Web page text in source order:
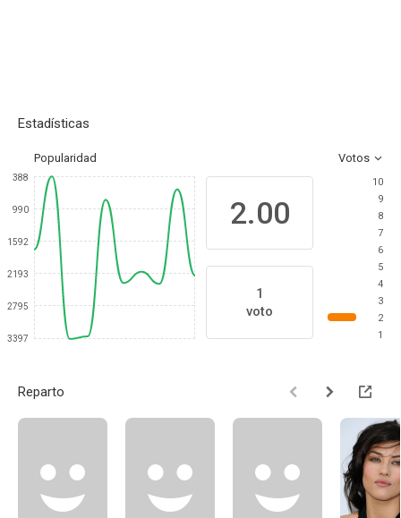
Estadísticas
Popularidad Votos
388
990
1592
2193
2795
3397
2.00
1
voto
10
9
8
7
6
5
4
3
2
1
Reparto